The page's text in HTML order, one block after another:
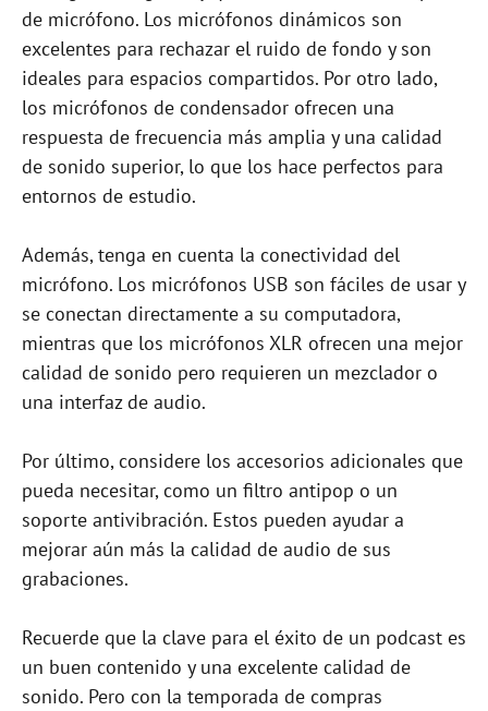
de micrófono. Los micrófonos dinámicos son
excelentes para rechazar el ruido de fondo y son
ideales para espacios compartidos. Por otro lado,
los micrófonos de condensador ofrecen una
respuesta de frecuencia más amplia y una calidad
de sonido superior, lo que los hace perfectos para
entornos de estudio.
Además, tenga en cuenta la conectividad del
micrófono. Los micrófonos USB son fáciles de usar y
se conectan directamente a su computadora,
mientras que los micrófonos XLR ofrecen una mejor
calidad de sonido pero requieren un mezclador o
una interfaz de audio.
Por último, considere los accesorios adicionales que
pueda necesitar, como un filtro antipop o un
soporte antivibración. Estos pueden ayudar a
mejorar aún más la calidad de audio de sus
grabaciones.
Recuerde que la clave para el éxito de un podcast es
un buen contenido y una excelente calidad de
sonido. Pero con la temporada de compras